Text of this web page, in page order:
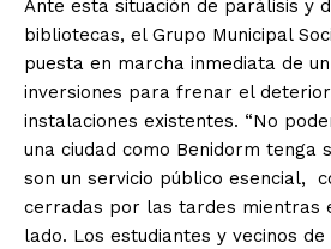
Ante esta situación de parálisis y
bibliotecas, el Grupo Municipal
puesta en marcha inmediata de
inversiones para frenar el
instalaciones existentes. “No
una ciudad como Benidorm tenga
son un servicio público esencial,
cerradas por las tardes mientras
lado. Los estudiantes y vecinos